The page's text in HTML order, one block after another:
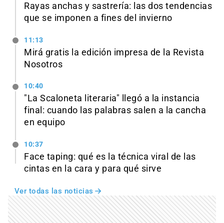
Rayas anchas y sastrería: las dos tendencias
que se imponen a fines del invierno
11:13
Mirá gratis la edición impresa de la Revista
Nosotros
10:40
"La Scaloneta literaria" llegó a la instancia
final: cuando las palabras salen a la cancha
en equipo
10:37
Face taping: qué es la técnica viral de las
cintas en la cara y para qué sirve
Ver todas las noticias